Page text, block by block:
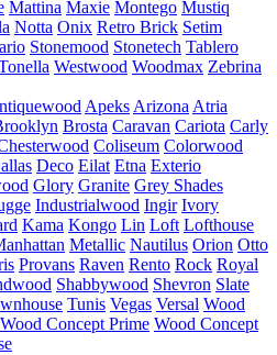
Mattina Maxie Montego Mustiq
Notta Onix Retro Brick Setim
Stonemood Stonetech Tablero
Westwood Woodmax Zebrina
Apeks Arizona Atria
Brosta Caravan Cariota Carly
Coliseum Colorwood
Deco Eilat Etna Exterio
Glory Granite Grey Shades
Industrialwood Ingir Ivory
Kama Kongo Lin Loft Lofthouse
Metallic Nautilus Orion Otto
Provans Raven Rento Rock Royal
Shabbywood Shevron Slate
Tunis Vegas Versal Wood
Wood Concept Prime Wood Concept